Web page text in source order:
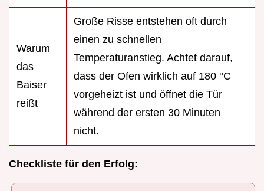
Warum
das
Baiser
reißt
Große Risse entstehen oft durch
einen zu schnellen
Temperaturanstieg. Achtet darauf,
dass der Ofen wirklich auf 180 °C
vorgeheizt ist und öffnet die Tür
während der ersten 30 Minuten
nicht.
Checkliste für den Erfolg: